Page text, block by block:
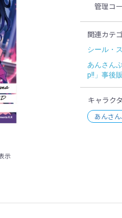
示
管理コ
関連カテ
シール・
あんさん
p!!」事後
キャラク
あんさ